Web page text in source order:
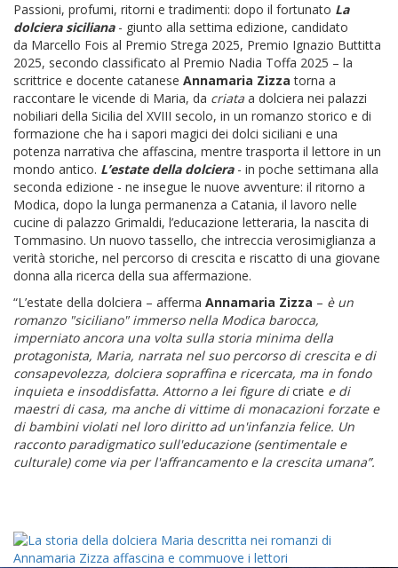
Passioni, profumi, ritorni e tradimenti: dopo il fortunato La
dolciera siciliana- giunto alla settima edizione, candidato
da Marcello Fois al Premio Strega 2025, Premio Ignazio Buttitta
2025, secondo classificato al Premio Nadia Toffa 2025 – la
scrittrice e docente catanese Annamaria Zizzatorna a
raccontare le vicende di Maria, da criata a dolciera nei palazzi
nobiliari della Sicilia del XVIII secolo, in un romanzo storico e di
formazione che ha i sapori magici dei dolci siciliani e una
potenza narrativa che affascina, mentre trasporta il lettore in un
mondo antico. L’estate della dolciera- in poche settimana alla
seconda edizione - ne insegue le nuove avventure: il ritorno a
Modica, dopo la lunga permanenza a Catania, il lavoro nelle
cucine di palazzo Grimaldi, l’educazione letteraria, la nascita di
Tommasino. Un nuovo tassello, che intreccia verosimiglianza a
verità storiche, nel percorso di crescita e riscatto di una giovane
donna alla ricerca della sua affermazione.
“L’estate della dolciera – afferma Annamaria Zizza – è un
romanzo "siciliano" immerso nella Modica barocca,
imperniato ancora una volta sulla storia minima della
protagonista, Maria, narrata nel suo percorso di crescita e di
consapevolezza, dolciera sopraffina e ricercata, ma in fondo
inquieta e insoddisfatta. Attorno a lei figure dicriate e di
maestri di casa, ma anche di vittime di monacazioni forzate e
di bambini violati nel loro diritto ad un'infanzia felice. Un
racconto paradigmatico sull'educazione (sentimentale e
culturale) come via per l'affrancamento e la crescita umana”.